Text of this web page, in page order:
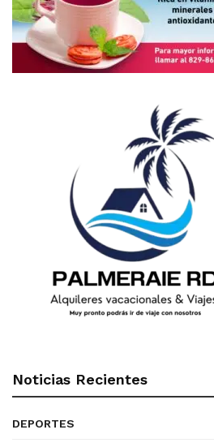
Noticias Recientes
DEPORTES